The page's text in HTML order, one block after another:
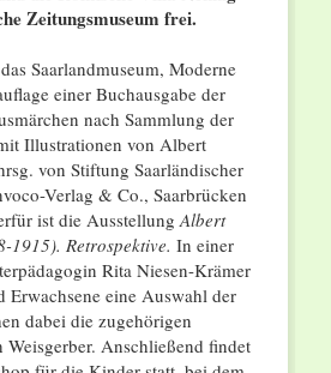
Zeitungsmuseum frei.
Saarlandmuseum, Moderne
einer Buchausgabe der
nach Sammlung der
Illustrationen von Albert
von Stiftung Saarländischer
Verlag & Co., Saarbrücken
ist die AusstellungAlbert
1915). Retrospektive. In einer
Rita Niesen-Krämer
Erwachsene eine Auswahl der
dabei die zugehörigen
Anschließend findet